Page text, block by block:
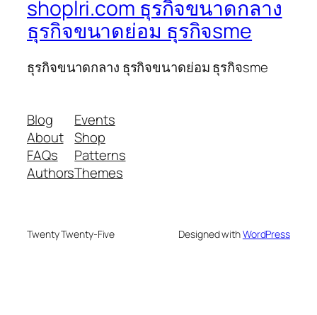
shoplri.com ธุรกิจขนาดกลาง
ธุรกิจขนาดย่อม ธุรกิจsme
ธุรกิจขนาดกลาง ธุรกิจขนาดย่อม ธุรกิจsme
Blog
About
FAQs
Authors
Events
Shop
Patterns
Themes
Twenty Twenty-Five Designed withWordPress